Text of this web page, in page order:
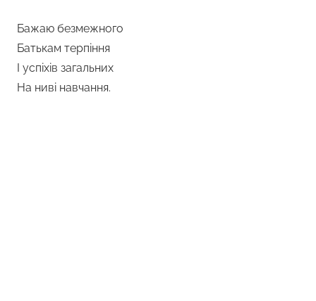
Бажаю безмежного
Батькам терпіння
І успіхів загальних
На ниві навчання.